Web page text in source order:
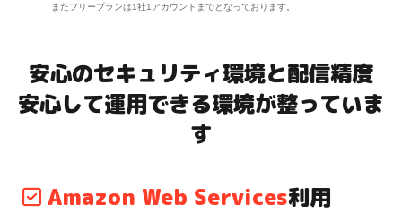
またフリープランは1社1アカウントまでとなっております。
安心のセキュリティ環境と配信精度
安心して運用できる環境が整っていま
す
Amazon Web Services利用